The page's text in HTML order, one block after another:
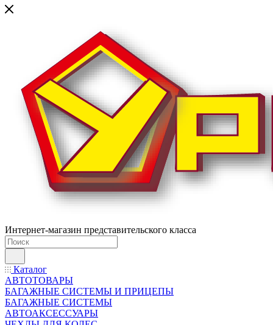
Интернет-магазин представительского класса
Каталог
АВТОТОВАРЫ
БАГАЖНЫЕ СИСТЕМЫ И ПРИЦЕПЫ
БАГАЖНЫЕ СИСТЕМЫ
АВТОАКСЕССУАРЫ